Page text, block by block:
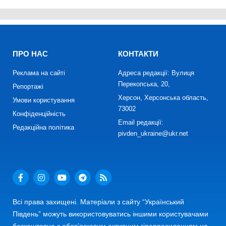
ПРО НАС
Реклама на сайті
Репортажі
Умови користування
Конфіденційність
Редакційна політика
КОНТАКТИ
Адреса редакції: Вулиця
Перекопська, 20,
Херсон, Херсонська область,
73002
Email редакції:
pivden_ukraine@ukr.net
Всі права захищені. Матеріали з сайту “Український
Південь” можуть використовуватись іншими користувачами